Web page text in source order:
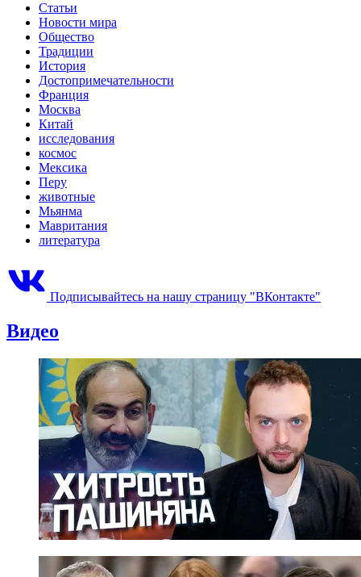
Статьи
Новости мира
Общество
Традиции
История
Достопримечательности
Франция
Москва
Китай
исследования
космос
Мексика
Перу
животные
Мьянма
Мавритания
литература
Подписывайтесь на нашу страницу "ВКонтакте"
Видео